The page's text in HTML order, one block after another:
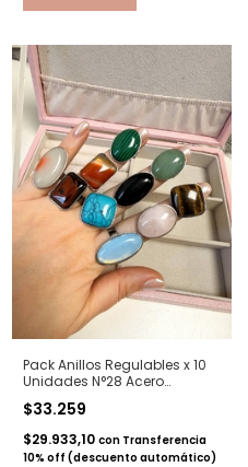
Pack Anillos Regulables x 10
Unidades N°28 Acero
$33.259
$29.933,10 con Transferencia
10% off (descuento automático)